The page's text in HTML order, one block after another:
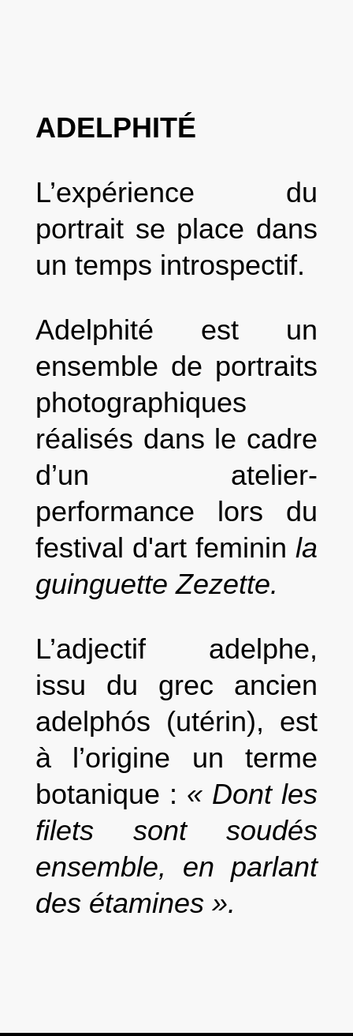
ADELPHITÉ
L’expérience du
portrait se place dans
un temps introspectif.
Adelphité est un
ensemble de portraits
photographiques
réalisés dans le cadre
d’un atelier-
performance lors du
festival d'art femininla
guinguette Zezette.
L’adjectif adelphe,
issu du grec ancien
adelphós (utérin), est
à l’origine un terme
botanique : « Dont les
filets sont soudés
ensemble, en parlant
des étamines».